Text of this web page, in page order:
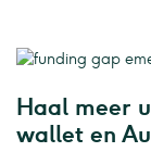
Haal meer
wallet en